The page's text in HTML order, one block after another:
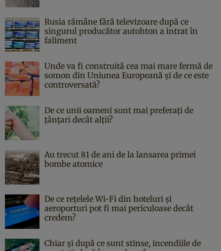
Rusia rămâne fără televizoare după ce
singurul producător autohton a intrat în
faliment
Unde va fi construită cea mai mare fermă de
somon din Uniunea Europeană și de ce este
controversată?
De ce unii oameni sunt mai preferați de
țânțari decât alții?
Au trecut 81 de ani de la lansarea primei
bombe atomice
De ce rețelele Wi-Fi din hoteluri și
aeroporturi pot fi mai periculoase decât
credem?
Chiar și după ce sunt stinse, incendiile de